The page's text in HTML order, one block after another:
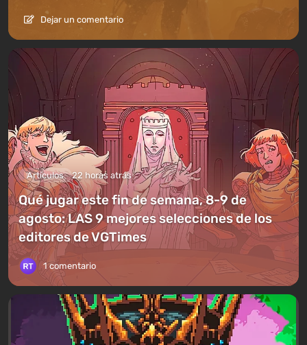
Dejar un comentario
Artículos 22 horas atrás
Qué jugar este fin de semana, 8-9 de
agosto: LAS 9 mejores selecciones de los
editores de VGTimes
1 comentario